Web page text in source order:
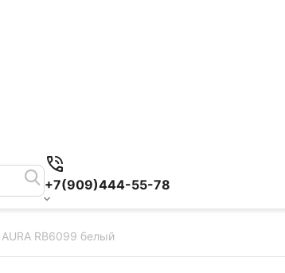
+7(909)444-55-78
RB6099 белый